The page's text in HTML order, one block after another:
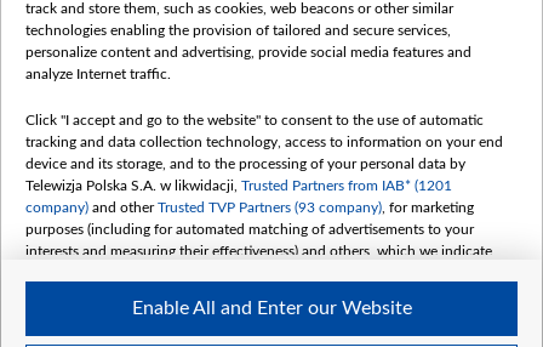
Белсат news
Белсат Life
Belsat English
Biełsat PL
Белсат Now
Белсат Shorts
Белсат History
Белсат Music
Белсат Doc
track and store them, such as cookies, web beacons or other similar
technologies enabling the provision of tailored and secure services,
personalize content and advertising, provide social media features and
analyze Internet traffic.
Click "I accept and go to the website" to consent to the use of automatic
tracking and data collection technology, access to information on your end
device and its storage, and to the processing of your personal data by
Telewizja Polska S.A. w likwidacji, Trusted Partners from IAB* (1201
company) and otherTrusted TVP Partners (93 company) , for marketing
purposes (including for automated matching of advertisements to your
interests and measuring their effectiveness) and others, which we indicate
The purposes of processing your data by TVP S.A. w likwidacji are as
follows:
Enable All and Enter our Website